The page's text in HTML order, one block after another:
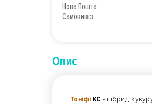
Нова Пошта
Самовивіз
Опис
Тоніфі КС - гібрид